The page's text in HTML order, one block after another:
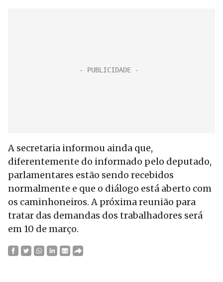
A secretaria informou ainda que,
diferentemente do informado pelo deputado,
parlamentares estão sendo recebidos
normalmente e que o diálogo está aberto com
os caminhoneiros. A próxima reunião para
tratar das demandas dos trabalhadores será
em 10 de março.